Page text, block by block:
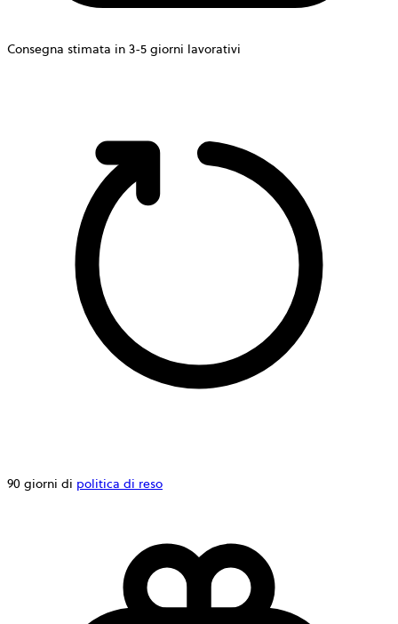
Consegna stimata in 3-5 giorni lavorativi
90 giorni di politica di reso